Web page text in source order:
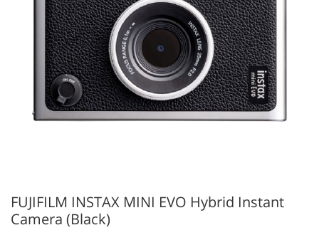
FUJIFILM INSTAX MINI EVO Hybrid Instant
Camera (Black)